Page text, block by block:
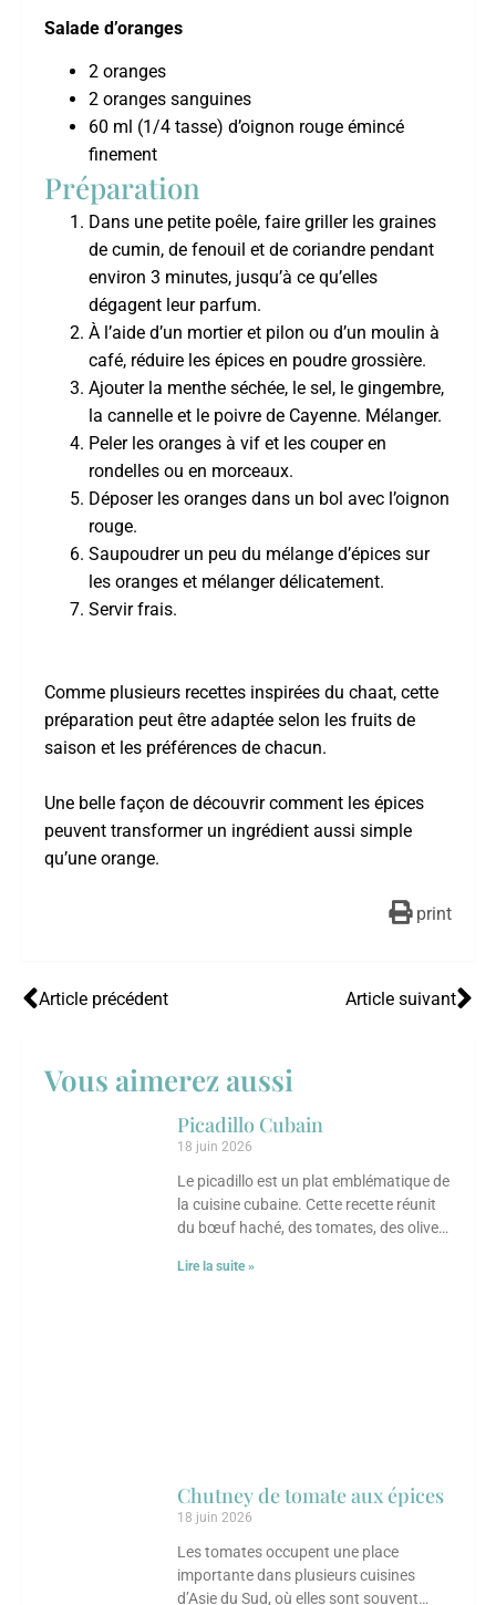
Salade d’oranges
2 oranges
2 oranges sanguines
60 ml (1/4 tasse) d’oignon rouge émincé
finement
Préparation
Dans une petite poêle, faire griller les graines
de cumin, de fenouil et de coriandre pendant
environ 3 minutes, jusqu’à ce qu’elles
dégagent leur parfum.
À l’aide d’un mortier et pilon ou d’un moulin à
café, réduire les épices en poudre grossière.
Ajouter la menthe séchée, le sel, le gingembre,
la cannelle et le poivre de Cayenne. Mélanger.
Peler les oranges à vif et les couper en
rondelles ou en morceaux.
Déposer les oranges dans un bol avec l’oignon
rouge.
Saupoudrer un peu du mélange d’épices sur
les oranges et mélanger délicatement.
Servir frais.
Comme plusieurs recettes inspirées du chaat, cette
préparation peut être adaptée selon les fruits de
saison et les préférences de chacun.
Une belle façon de découvrir comment les épices
peuvent transformer un ingrédient aussi simple
qu’une orange.
print
Article précédent Article suivant
Vous aimerez aussi
Picadillo Cubain
18 juin 2026
Le picadillo est un plat emblématique de
la cuisine cubaine. Cette recette réunit
du bœuf haché, des tomates, des olives,
Lire la suite »
Chutney de tomate aux épices
18 juin 2026
Les tomates occupent une place
importante dans plusieurs cuisines
d’Asie du Sud, où elles sont souvent